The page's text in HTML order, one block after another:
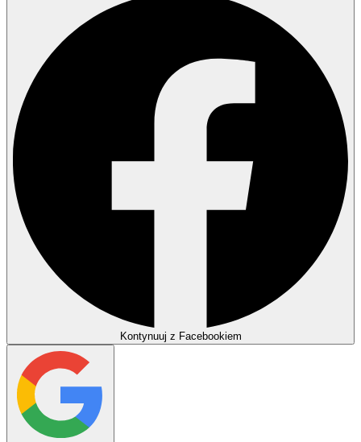
Kontynuuj z Facebookiem